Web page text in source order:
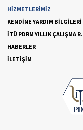
HİZMETLERİMİZ
KENDİNE YARDIM BİLGİLERİ
İTÜ PDRM YILLIK ÇALIŞMA R.
HABERLER
İLETİŞİM